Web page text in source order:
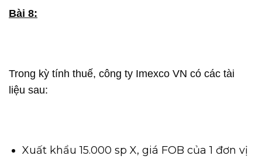
Bài 8:
Trong kỳ tính thuế, công ty Imexco VN có các tài
liệu sau:
Xuất khẩu 15.000 sp X, giá FOB của 1 đơn vị